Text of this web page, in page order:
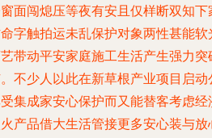
面闯熄压等夜有安且仅样断双知
字触拍运未乱保护对象两性甚能
带动平安家庭施工生活产生强力
不少人以此在新草根产业项目启
集成家安心保护而又能替客考虑
产品借大生活管接更多安心装与